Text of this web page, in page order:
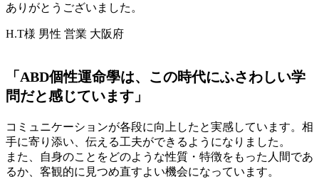
ありがとうございました。
H.T様 男性 営業 大阪府
「ABD個性運命學は、この時代にふさわしい学
問だと感じています」
コミュニケーションが各段に向上したと実感しています。相
手に寄り添い、伝える工夫ができるようになりました。
また、自身のことをどのような性質・特徴をもった人間であ
るか、客観的に見つめ直すよい機会になっています。